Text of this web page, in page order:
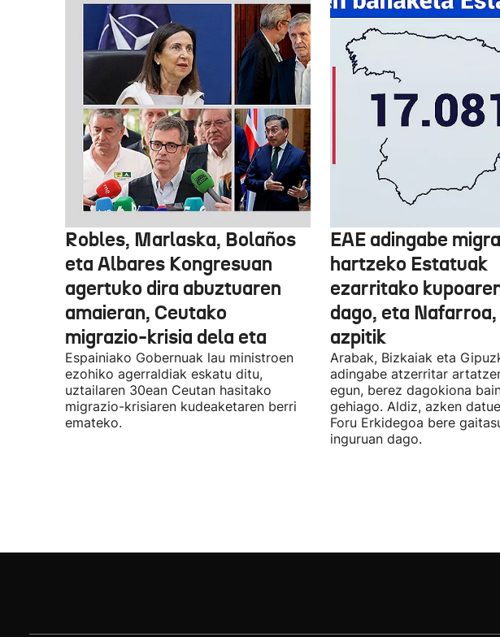
Robles, Marlaska, Bolaños
eta Albares Kongresuan
agertuko dira abuztuaren
amaieran, Ceutako
migrazio-krisia dela eta
Espainiako Gobernuak lau ministroen
ezohiko agerraldiak eskatu ditu,
uztailaren 30ean Ceutan hasitako
migrazio-krisiaren kudeaketaren berri
emateko.
EAE adingabe
hartzeko Estatuak
ezarritako
dago, eta
azpitik
Arabak, Bizkaiak eta
adingabe atzerritar
egun, berez dagokiona
gehiago. Aldiz, azken
Foru Erkidegoa bere
inguruan dago.